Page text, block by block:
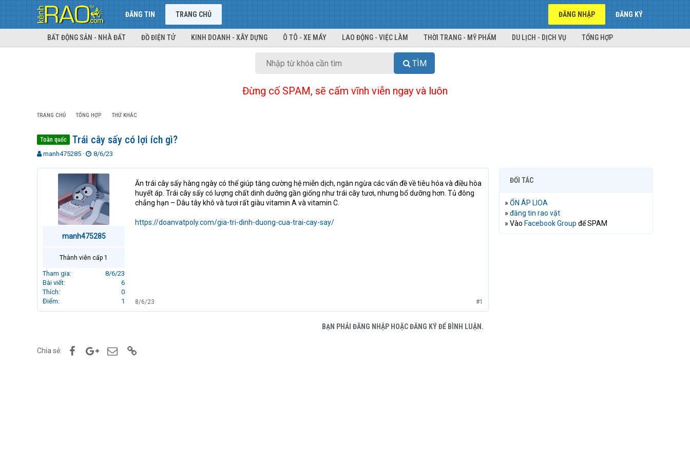
ĐĂNG TIN TRANG CHỦ ĐĂNG NHẬP ĐĂNG KÝ
BẤT ĐỘNG SẢN - NHÀ ĐẤT ĐỒ ĐIỆN TỬ KINH DOANH - XÂY DỰNG Ô TÔ - XE MÁY LAO ĐỘNG - VIỆC LÀM THỜI TRANG - MỸ PHẨM DU LỊCH - DỊCH VỤ TỔNG HỢP
TÌM
Đừng cố SPAM, sẽ cấm vĩnh viễn ngay và luôn
TRANG CHỦ TỔNG HỢP THỨ KHÁC
Toàn quốc Trái cây sấy có lợi ích gì?
T
manh475285
N
à
y
g
ử
i
8/6/23
manh475285
Thành viên cấp 1
Tham gia
8/6/23
Bài viết
6
Thích
0
Điểm
1
Ăn trái cây sấy hàng ngày có thể giúp tăng cường hệ miễn dịch, ngăn ngừa các vấn đề về tiêu hóa và điều hòa
huyết áp. Trái cây sấy có lượng chất dinh dưỡng gần giống như trái cây tươi, nhưng bổ dưỡng hơn. Tủ đông
chẳng hạn – Dâu tây khô và tươi rất giàu vitamin A và vitamin C.
https://doanvatpoly.com/gia-tri-dinh-duong-cua-trai-cay-say/
8/6/23 #1
BẠN PHẢI ĐĂNG NHẬP HOẶC ĐĂNG KÝ ĐỂ BÌNH LUẬN.
Chia sẻ: FacebookGoogle+Email
ĐỐI TÁC
» ỔN ÁP LIOA
» đăng tin rao vặt
» Vào Facebook Group để SPAM